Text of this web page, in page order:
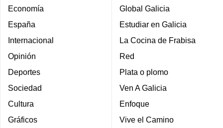
Economía
España
Internacional
Opinión
Deportes
Sociedad
Cultura
Gráficos
Global Galicia
Estudiar en Galicia
La Cocina de Frabisa
Red
Plata o plomo
Ven A Galicia
Enfoque
Vive el Camino